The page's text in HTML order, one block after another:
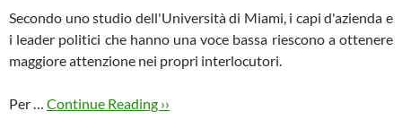
Secondo uno studio dell'Università di Miami, i capi d'azienda e
i leader politici che hanno una voce bassa riescono a ottenere
maggiore attenzione nei propri interlocutori.
Per … Continue Reading ››